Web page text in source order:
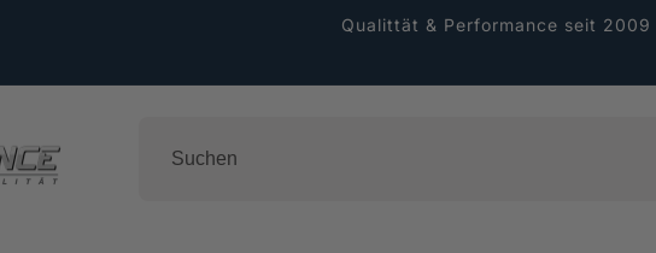
Qualittät & Performance seit 2009